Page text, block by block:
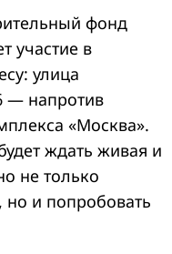
фонд
участие в
улица
— напротив
«Москва».
ждать живая и
не только
но и попробовать